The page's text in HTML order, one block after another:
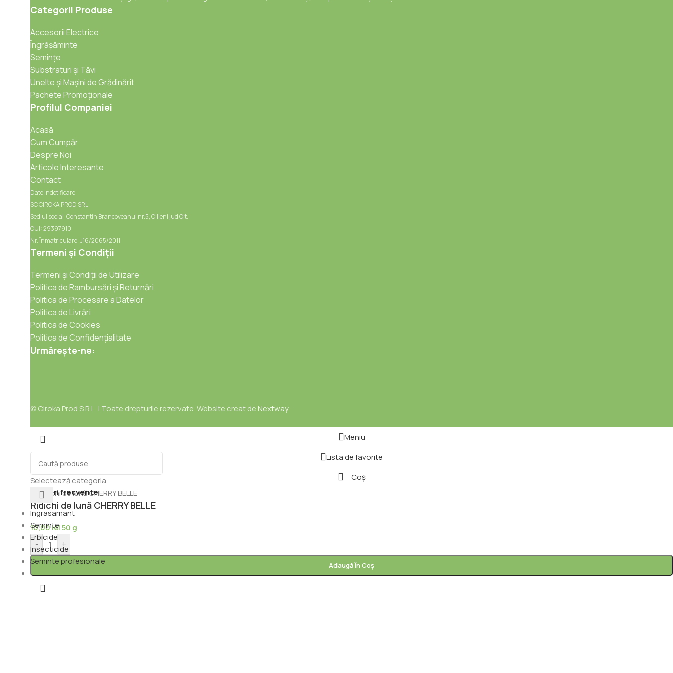
Categorii Produse
Accesorii Electrice
Îngrășăminte
Semințe
Substraturi și Tăvi
Unelte și Mașini de Grădinărit
Pachete Promoționale
Profilul Companiei
Acasă
Cum Cumpăr
Despre Noi
Articole Interesante
Contact
Date indetificare:
SC CIROKA PROD SRL
Sediul social: Constantin Brancoveanul nr.5, Cilieni jud Olt.
CUI: 29397910
Nr. Înmatriculare: J16/2065/2011
Termeni și Condiții
Termeni și Condiții de Utilizare
Politica de Rambursări și Returnări
Politica de Procesare a Datelor
Politica de Livrări
Politica de Cookies
Politica de Confidențialitate
Urmărește-ne:
© Ciroka Prod S.R.L. | Toate drepturile rezervate. Website creat de Nextway
Selectează categoria
Căutări frecvente
Ingrasamant
Seminte
Erbicide
Insecticide
Seminte profesionale
Meniu
Lista de favorite
Coș
Ridichi de lună CHERRY BELLE
10,00lei50 g
-
+
Adaugă În Coș